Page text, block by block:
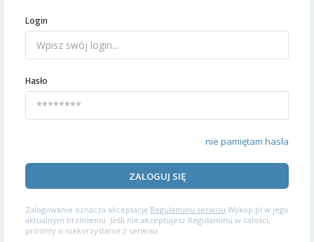
Login
Hasło
nie pamiętam hasła
ZALOGUJ SIĘ
Zalogowanie oznacza akceptację Regulaminu serwisu Wykop.pl w jego
aktualnym brzmieniu. Jeśli nie akceptujesz Regulaminu w całości,
prosimy o niekorzystanie z serwisu.